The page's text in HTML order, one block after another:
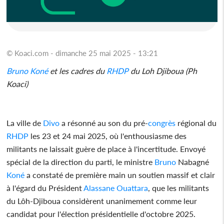
© Koaci.com - dimanche 25 mai 2025 - 13:21
Bruno Konéet les cadres du RHDPdu Loh Djiboua (Ph
Koaci)
La ville de Divo a résonné au son du pré-congrès régional du
RHDP les 23 et 24 mai 2025, où l'enthousiasme des
militants ne laissait guère de place à l'incertitude. Envoyé
spécial de la direction du parti, le ministre Bruno Nabagné
Koné a constaté de première main un soutien massif et clair
à l'égard du Président Alassane Ouattara , que les militants
du Lôh-Djiboua considèrent unanimement comme leur
candidat pour l'élection présidentielle d'octobre 2025.